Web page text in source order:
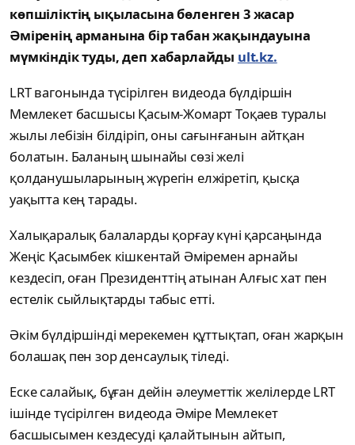
көпшіліктің ықыласына бөленген 3 жасар
Әміренің арманына бір табан жақындауына
мүмкіндік туды, деп хабарлайды ult.kz.
LRT вагонында түсірілген видеода бүлдіршін
Мемлекет басшысы Қасым-Жомарт Тоқаев туралы
жылы лебізін білдіріп, оны сағынғанын айтқан
болатын. Баланың шынайы сөзі желі
қолданушыларының жүрегін елжіретіп, қысқа
уақытта кең тарады.
Халықаралық балаларды қорғау күні қарсаңында
Жеңіс Қасымбек кішкентай Әміремен арнайы
кездесіп, оған Президенттің атынан Алғыс хат пен
естелік сыйлықтарды табыс етті.
Әкім бүлдіршінді мерекемен құттықтап, оған жарқын
болашақ пен зор денсаулық тіледі.
Еске салайық, бұған дейін әлеуметтік желілерде LRT
ішінде түсірілген видеода Әміре Мемлекет
басшысымен кездесуді қалайтынын айтып,